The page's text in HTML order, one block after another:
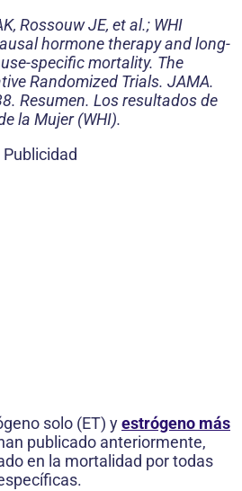
Rossouw JE, et al.; WHI
hormone therapy and long-
specific mortality. The
Randomized Trials. JAMA.
Resumen. Los resultados de
la Mujer (WHI).
Publicidad
solo (ET) yestrógeno más
publicado anteriormente,
en la mortalidad por todas